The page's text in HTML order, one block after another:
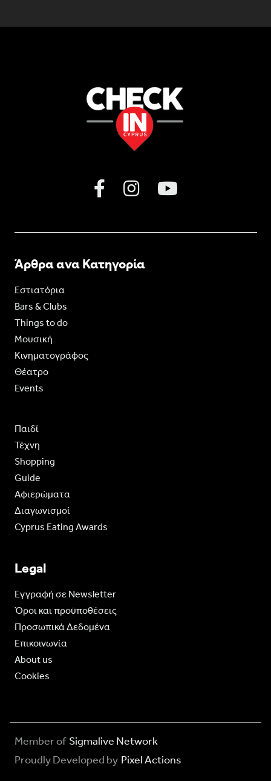
Άρθρα ανα Κατηγορία
Εστιατόρια
Bars & Clubs
Things to do
Moυσική
Κινηματογράφος
Θέατρο
Events
Παιδί
Τέχνη
Shopping
Guide
Aφιερώματα
Διαγωνισμοί
Cyprus Eating Awards
Legal
Eγγραφή σε Newsletter
Όροι και προϋποθέσεις
Προσωπικά Δεδομένα
Επικοινωνία
About us
Cookies
Member of Sigmalive Network
Proudly Developed by Pixel Actions